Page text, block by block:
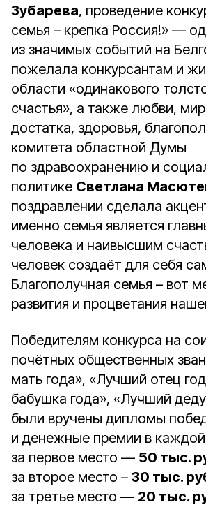
Зубарева, проведение
семья – крепка Россия!» —
из значимых событий на
пожелала конкурсантам и
области «одинакового
счастья», а также любви,
достатка, здоровья,
комитета областной Думы
по здравоохранению и
политике Светлана
поздравлении сделала
именно семья является
человека и наивысшим
человек создаёт для себя
Благополучная семья – вот
развития и процветания
Победителям конкурса на
почётных общественных
мать года», «Лучший отец
бабушка года», «Лучший
были вручены дипломы
и денежные премии в
за первое место — 50 тыс.
за второе место – 30 тыс.
за третье место — 20 тыс.